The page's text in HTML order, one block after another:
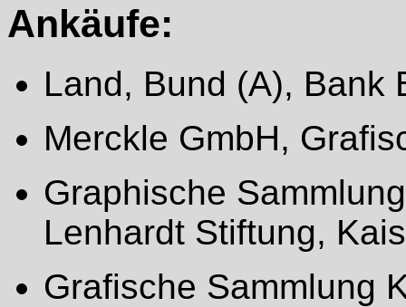
Ankäufe:
Land, Bund (A), Bank
Merckle GmbH,
Graphische
Lenhardt Stiftung,
Grafische Sammlung